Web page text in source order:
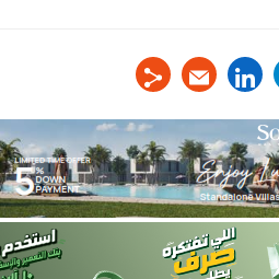
linkedin